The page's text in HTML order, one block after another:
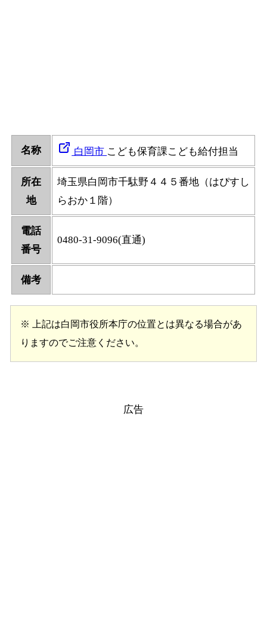
名称 白岡市 こども保育課こども給付担当
所在
地
埼玉県白岡市千駄野４４５番地（はぴすし
らおか１階）
電話
番号
0480-31-9096(直通)
備考
※ 上記は白岡市役所本庁の位置とは異なる場合があ
りますのでご注意ください。